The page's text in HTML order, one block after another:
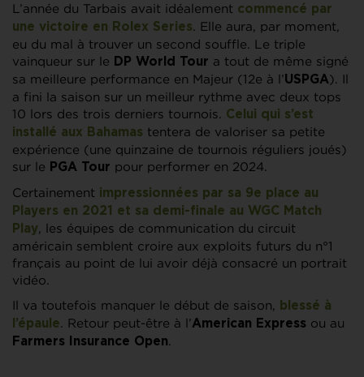
L’année du Tarbais avait idéalement commencé par
une victoire en Rolex Series. Elle aura, par moment,
eu du mal à trouver un second souffle. Le triple
vainqueur sur le DP World Tour a tout de même signé
sa meilleure performance en Majeur (12e à l’USPGA). Il
a fini la saison sur un meilleur rythme avec deux tops
10 lors des trois derniers tournois. Celui qui s’est
installé aux Bahamas tentera de valoriser sa petite
expérience (une quinzaine de tournois réguliers joués)
sur le PGA Tour pour performer en 2024.
Certainement impressionnées par sa 9e place au
Players en 2021 et sa demi-finale au WGC Match
Play, les équipes de communication du circuit
américain semblent croire aux exploits futurs du n°1
français au point de lui avoir déjà consacré un portrait
vidéo.
Il va toutefois manquer le début de saison,
blessé à
l’épaule. Retour peut-être à l’American Express ou au
Farmers Insurance Open.